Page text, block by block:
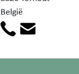
België